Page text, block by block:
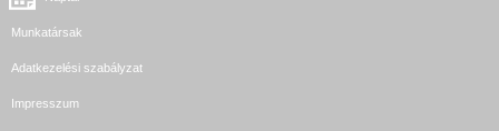
Munkatársak
Adatkezelési szabályzat
Impresszum